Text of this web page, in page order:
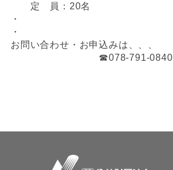
定 員：20名
・
・
お問い合わせ・お申込みは、、、
☎078-791-0840